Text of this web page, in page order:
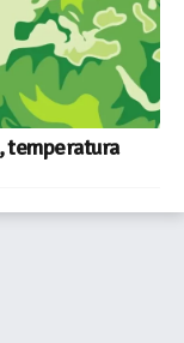
temperatura